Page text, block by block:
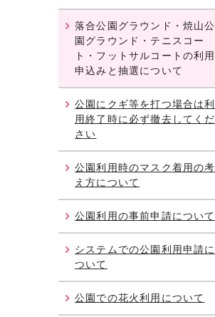
落合公園グラウンド・焼山公
園グラウンド・テニスコー
ト・フットサルコートの利用
申込みと抽選について
公園にクギ等を打つ場合は利
用終了時に必ず撤去してくだ
さい
公園利用時のマスク着用の考
え方について
公園利用の事前申請について
システムでの公園利用申請に
ついて
公園での花火利用について